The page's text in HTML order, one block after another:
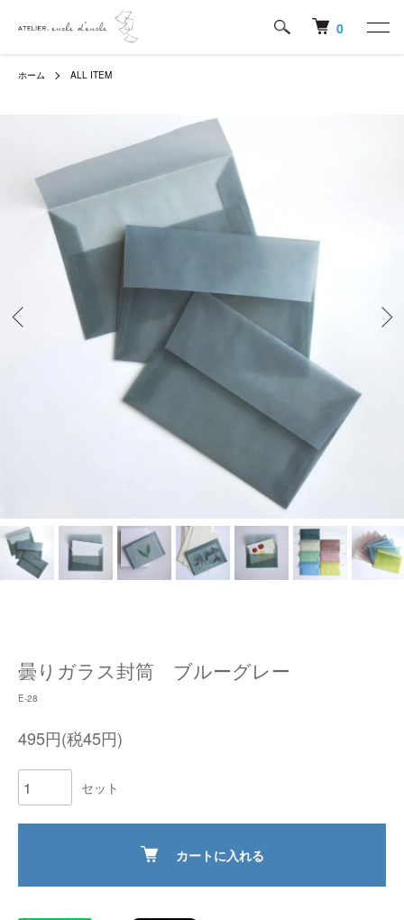
0
ホーム ALL ITEM
曇りガラス封筒 ブルーグレー
E-28
495円(税45円)
セット
カートに入れる